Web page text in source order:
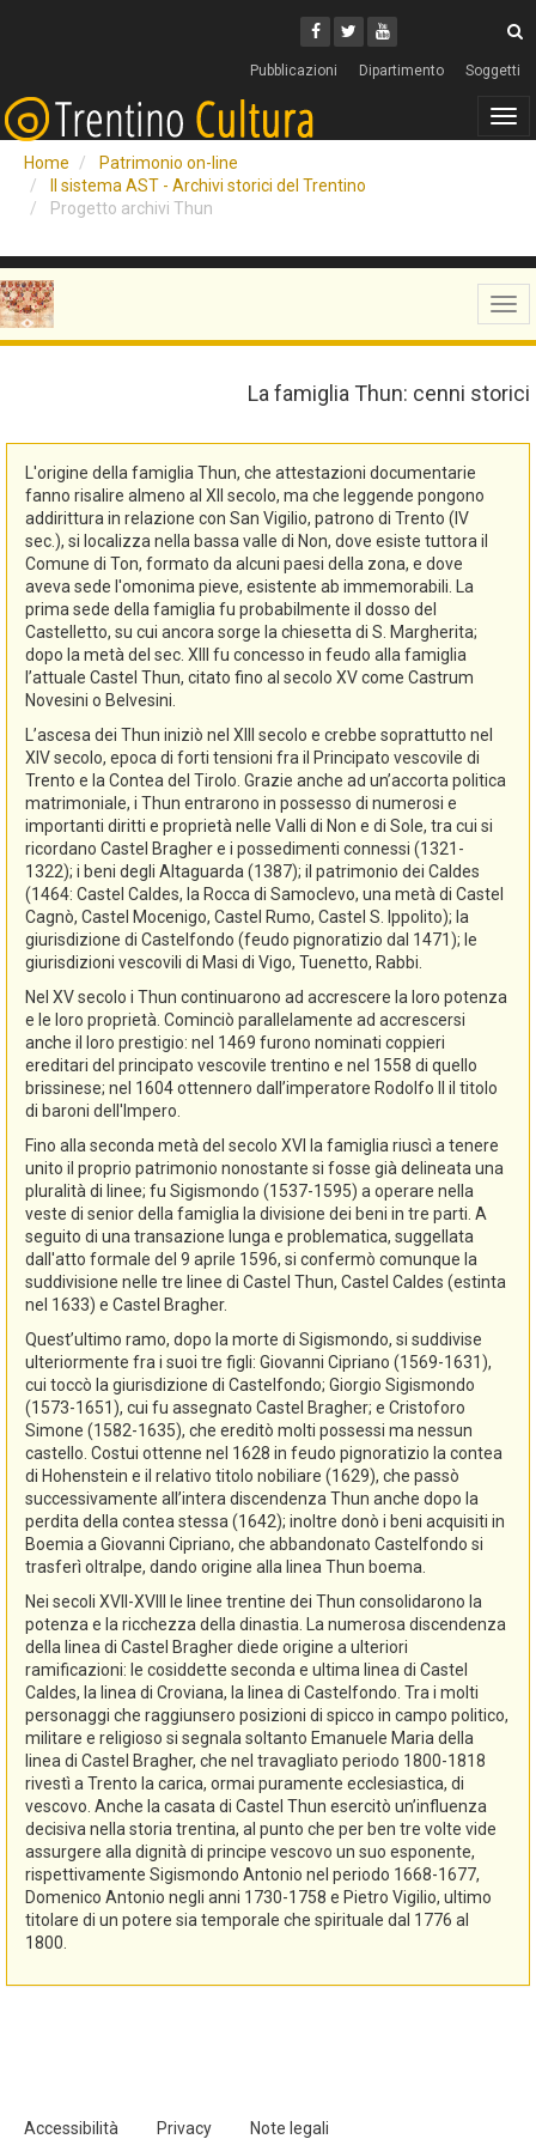
Facebook
Twitter
Youtube
Pubblicazioni Dipartimento Soggetti
Home
Patrimonio on-line
Il sistema AST - Archivi storici del Trentino
Progetto archivi Thun
La famiglia Thun: cenni storici
L'origine della famiglia Thun, che attestazioni documentarie
fanno risalire almeno al XII secolo, ma che leggende pongono
addirittura in relazione con San Vigilio, patrono di Trento (IV
sec.), si localizza nella bassa valle di Non, dove esiste tuttora il
Comune di Ton, formato da alcuni paesi della zona, e dove
aveva sede l'omonima pieve, esistente ab immemorabili. La
prima sede della famiglia fu probabilmente il dosso del
Castelletto, su cui ancora sorge la chiesetta di S. Margherita;
dopo la metà del sec. XIII fu concesso in feudo alla famiglia
l’attuale Castel Thun, citato fino al secolo XV come Castrum
Novesini o Belvesini.
L’ascesa dei Thun iniziò nel XIII secolo e crebbe soprattutto nel
XIV secolo, epoca di forti tensioni fra il Principato vescovile di
Trento e la Contea del Tirolo. Grazie anche ad un’accorta politica
matrimoniale, i Thun entrarono in possesso di numerosi e
importanti diritti e proprietà nelle Valli di Non e di Sole, tra cui si
ricordano Castel Bragher e i possedimenti connessi (1321-
1322); i beni degli Altaguarda (1387); il patrimonio dei Caldes
(1464: Castel Caldes, la Rocca di Samoclevo, una metà di Castel
Cagnò, Castel Mocenigo, Castel Rumo, Castel S. Ippolito); la
giurisdizione di Castelfondo (feudo pignoratizio dal 1471); le
giurisdizioni vescovili di Masi di Vigo, Tuenetto, Rabbi.
Nel XV secolo i Thun continuarono ad accrescere la loro potenza
e le loro proprietà. Cominciò parallelamente ad accrescersi
anche il loro prestigio: nel 1469 furono nominati coppieri
ereditari del principato vescovile trentino e nel 1558 di quello
brissinese; nel 1604 ottennero dall’imperatore Rodolfo II il titolo
di baroni dell'Impero.
Fino alla seconda metà del secolo XVI la famiglia riuscì a tenere
unito il proprio patrimonio nonostante si fosse già delineata una
pluralità di linee; fu Sigismondo (1537-1595) a operare nella
veste di senior della famiglia la divisione dei beni in tre parti. A
seguito di una transazione lunga e problematica, suggellata
dall'atto formale del 9 aprile 1596, si confermò comunque la
suddivisione nelle tre linee di Castel Thun, Castel Caldes (estinta
nel 1633) e Castel Bragher.
Quest’ultimo ramo, dopo la morte di Sigismondo, si suddivise
ulteriormente fra i suoi tre figli: Giovanni Cipriano (1569-1631),
cui toccò la giurisdizione di Castelfondo; Giorgio Sigismondo
(1573-1651), cui fu assegnato Castel Bragher; e Cristoforo
Simone (1582-1635), che ereditò molti possessi ma nessun
castello. Costui ottenne nel 1628 in feudo pignoratizio la contea
di Hohenstein e il relativo titolo nobiliare (1629), che passò
successivamente all’intera discendenza Thun anche dopo la
perdita della contea stessa (1642); inoltre donò i beni acquisiti in
Boemia a Giovanni Cipriano, che abbandonato Castelfondo si
trasferì oltralpe, dando origine alla linea Thun boema.
Nei secoli XVII-XVIII le linee trentine dei Thun consolidarono la
potenza e la ricchezza della dinastia. La numerosa discendenza
della linea di Castel Bragher diede origine a ulteriori
ramificazioni: le cosiddette seconda e ultima linea di Castel
Caldes, la linea di Croviana, la linea di Castelfondo. Tra i molti
personaggi che raggiunsero posizioni di spicco in campo politico,
militare e religioso si segnala soltanto Emanuele Maria della
linea di Castel Bragher, che nel travagliato periodo 1800-1818
rivestì a Trento la carica, ormai puramente ecclesiastica, di
vescovo. Anche la casata di Castel Thun esercitò un’influenza
decisiva nella storia trentina, al punto che per ben tre volte vide
assurgere alla dignità di principe vescovo un suo esponente,
rispettivamente Sigismondo Antonio nel periodo 1668-1677,
Domenico Antonio negli anni 1730-1758 e Pietro Vigilio, ultimo
titolare di un potere sia temporale che spirituale dal 1776 al
1800.
Accessibilità Privacy Note legali